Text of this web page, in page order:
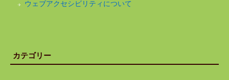
ウェブアクセシビリティについて
カテゴリー